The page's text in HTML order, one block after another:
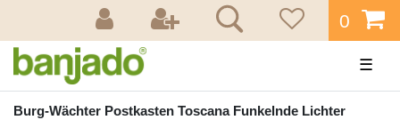
0
☰
Burg-Wächter Postkasten Toscana Funkelnde Lichter